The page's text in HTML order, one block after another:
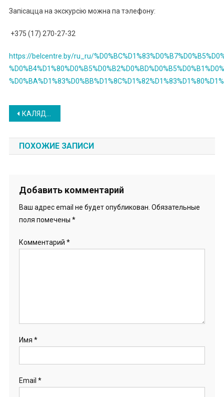
Запісацца на экскурсію можна па тэлефону:
+375 (17) 270-27-32
https://belcentre.by/ru_ru/
Навигация
по
записям
КАЛЯДНЫ ФЭСТ У МУЗЕІ
ПОХОЖИЕ ЗАПИСИ
Добавить комментарий
Ваш адрес email не будет опубликован. Обязательные
поля помечены *
Комментарий *
Имя *
Email *